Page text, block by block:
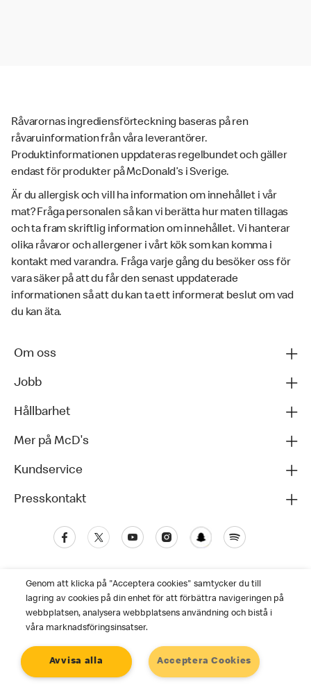
Råvarornas ingrediensförteckning baseras på ren
råvaruinformation från våra leverantörer.
Produktinformationen uppdateras regelbundet och gäller
endast för produkter på McDonald’s i Sverige.
Är du allergisk och vill ha information om innehållet i vår
mat? Fråga personalen så kan vi berätta hur maten tillagas
och ta fram skriftlig information om innehållet. Vi hanterar
olika råvaror och allergener i vårt kök som kan komma i
kontakt med varandra. Fråga varje gång du besöker oss för
vara säker på att du får den senast uppdaterade
informationen så att du kan ta ett informerat beslut om vad
du kan äta.
Om oss
Jobb
Hållbarhet
Mer på McD's
Kundservice
Presskontakt
Kundservice
Personuppgiftspolicy Cookies Användarvillkor
Genom att klicka på "Acceptera cookies" samtycker du till
lagring av cookies på din enhet för att förbättra navigeringen på
webbplatsen, analysera webbplatsens användning och bistå i
våra marknadsföringsinsatser.
Acceptera Cookies
Avvisa alla